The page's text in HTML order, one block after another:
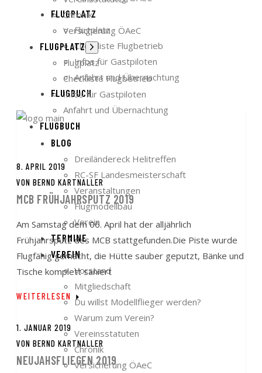
FLUGPLATZ
Flugplatz
Checkliste Flugbetrieb
Infos für Gastpiloten
Anfahrt und Übernachtung
FLUGBUCH
BLOG
Dreiländereck Helitreffen
RC-SF Landesmeisterschaft
Veranstaltungen
Flugmodellbau
Verein
TERMINE
VEREIN
Vorstand
Mitgliedschaft
Du willst Modellflieger werden?
Warum zum Verein?
Vereinsstatuten
Chronik
Versicherung ÖAeC
Chronik
Versicherung ÖAeC
FLUGPLATZ Untermenü
anzeigen
Flugplatz
Checkliste Flugbetrieb
Infos für Gastpiloten
Anfahrt und Übernachtung
FLUGBUCH
8. APRIL 2019
VON BERND KARTNALLER
MCB FRÜHJAHRSPUTZ 2019
Am Samstag dem 06. April hat der alljährlich
Frühjahrsputz des MCB stattgefunden.Die Piste wurde
Flugfähig gemacht, die Hütte sauber geputzt, Bänke und
Tische komplett saniert
WEITERLESEN
1. JANUAR 2019
VON BERND KARTNALLER
NEUJAHSFLIEGEN 2019